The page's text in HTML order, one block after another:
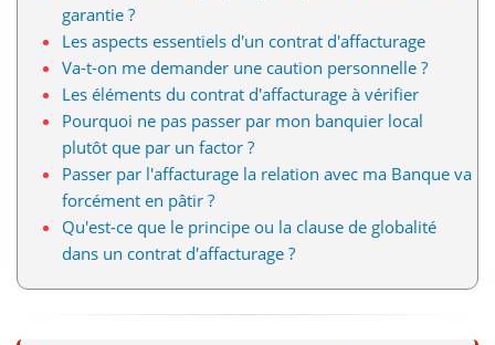
garantie ?
Les aspects essentiels d'un contrat d'affacturage
Va-t-on me demander une caution personnelle ?
Les éléments du contrat d'affacturage à vérifier
Pourquoi ne pas passer par mon banquier local
plutôt que par un factor ?
Passer par l'affacturage la relation avec ma Banque va
forcément en pâtir ?
Qu'est-ce que le principe ou la clause de globalité
dans un contrat d'affacturage ?